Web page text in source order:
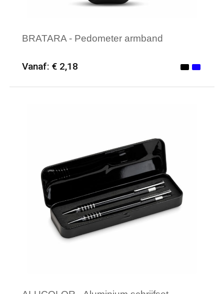
BRATARA - Pedometer armband
Vanaf: € 2,18
Minimale afname: 25